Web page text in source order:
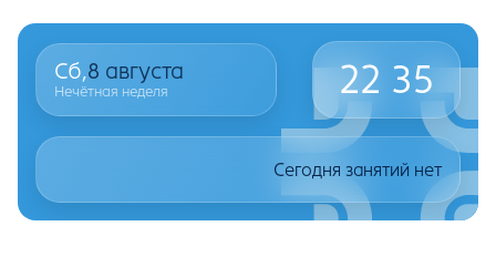
Сб,8 августа
Нечётная неделя 22 35
Сегодня занятий нет